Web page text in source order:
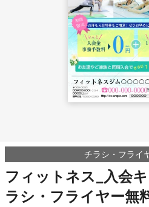
チラシ・フライ
フィットネス_入会
ラシ・フライヤー無